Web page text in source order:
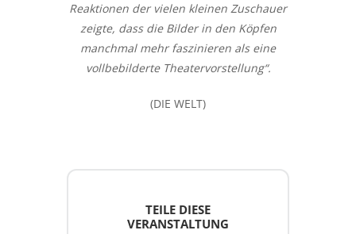
Reaktionen der vielen kleinen Zuschauer
zeigte, dass die Bilder in den Köpfen
manchmal mehr faszinieren als eine
vollbebilderte Theatervorstellung“.
(DIE WELT)
TEILE DIESE
VERANSTALTUNG